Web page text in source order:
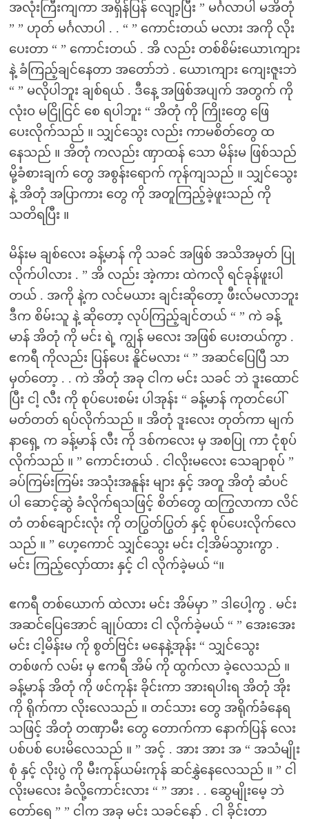
အလုံးကြီးကျကာ အရှိန်ပြန် လျော့ပြီး ” မင်္ဂလာပါ မအိတုံ
” ” ဟုတ် မင်္ဂလာပါ . . “ ” ကောင်းတယ် မလား အကို လိုး
ပေးတာ “ ” ကောင်းတယ် . အိ လည်း တစ်စိမ်းယောၤကျား
နဲ့ ခံကြည့်ချင်နေတာ အတော်ဘဲ . ယောၤကျား ကျေးဇူးဘဲ
“ ” မလိုပါဘူး ချစ်ရယ် . ဒီနေ့ အဖြစ်အပျက် အတွက် ကို
လုံးဝ မငြိုငြင် စေ ရပါဘူး “ အိတုံ ကို ကြိုးတွေ ဖြေ
ပေးလိုက်သည် ။ သျှင်သွေး လည်း ကာမစိတ်တွေ ထ
နေသည် ။ အိတုံ ကလည်း ဏှာထန် သော မိန်းမ ဖြစ်သည်
မို့ခံစားချက် တွေ အစွန်းရောက် ကုန်ကျသည် ။ သျှင်သွေး
နဲ့ အိတုံ အပြာကား တွေ ကို အတူကြည့်ခဲ့ဖူးသည် ကို
သတိရပြီး ။
မိန်းမ ချစ်လေး ခန့်မာန် ကို သခင် အဖြစ် အသိအမှတ် ပြု
လိုက်ပါလား . ” အိ လည်း အဲ့ကား ထဲကလို ရင်ခုန်ဖူးပါ
တယ် . အကို နဲ့က လင်မယား ချင်းဆိုတော့ ဖီးလ်မလာဘူး
ဒီက စိမ်းသူ နဲ့ ဆိုတော့ လုပ်ကြည့်ချင်တယ် “ ” ကဲ ခန့်
မာန် အိတုံ ကို မင်း ရဲ့ ကျွန် မလေး အဖြစ် ပေးတယ်ကွာ .
ဧကရီ ကိုလည်း ပြန်ပေး နိူင်မလား “ ” အဆင်ပြေပြီ သာ
မှတ်တော့ . . ကဲ အိတုံ အခု ငါက မင်း သခင် ဘဲ ဒူးထောင်
ပြီး ငါ့ လီး ကို စုပ်ပေးစမ်း ပါအုန်း “ ခန့်မာန် ကုတင်ပေါ်
မတ်တတ် ရပ်လိုက်သည် ။ အိတုံ ဒူးလေး တုတ်ကာ မျက်
နာရှေ့ က ခန့်မာန် လီး ကို ဒစ်ကလေး မှ အစပြု ကာ ငုံစုပ်
လိုက်သည် ။ ” ကောင်းတယ် . ငါလိုးမလေး သေချာစုပ် ”
ခပ်ကြမ်းကြမ်း အသုံးအနူန်း များ နှင့် အတူ အိတုံ ဆံပင်
ပါ ဆောင့်ဆွဲ ခံလိုက်ရသဖြင့် စိတ်တွေ ထကြွလာကာ လိင်
တံ တစ်ချောင်းလုံး ကို တပြွတ်ပြွတ် နှင့် စုပ်ပေးလိုက်လေ
သည် ။ ” ဟေ့ကောင် သျှင်သွေး မင်း ငါ့အိမ်သွားကွာ .
မင်း ကြည့်လှော်ထား နှင့် ငါ လိုက်ခဲ့မယ် “။
ဧကရီ တစ်ယောက် ထဲလား မင်း အိမ်မှာ ” ဒါပေါ့ကွ . မင်း
အဆင်ပြေအောင် ချုပ်ထား ငါ လိုက်ခဲ့မယ် “ ” အေးအေး
မင်း ငါ့မိန်းမ ကို စွတ်ဗြင်း မနေနဲ့အုန်း “ သျှင်သွေး
တစ်ဖက် လမ်း မှ ဧကရီ အိမ် ကို ထွက်လာ ခဲ့လေသည် ။
ခန့်မာန် အိတုံ ကို ဖင်ကုန်း ခိုင်းကာ အားရပါးရ အိတုံ အိုး
ကို ရိုက်ကာ လိုးလေသည် ။ တင်သား တွေ အရိုက်ခံနေရ
သဖြင့် အိတုံ တဏှာမီး တွေ တောက်ကာ နောက်ပြန် လေး
ပစ်ပစ် ပေးမိလေသည် ။ ” အင့် . အား အား အ “ အသံမျိုး
စုံ နှင့် လိုးပွဲ ကို မီးကုန်ယမ်းကုန် ဆင်နွှဲနေလေသည် ။ ” ငါ
လိုးမလေး ခံလို့ကောင်းလား “ ” အား . . ဆွေမျိုးမေ့ ဘဲ
တော်ရေ ” ” ငါက အခု မင်း သခင်နော် . ငါ ခိုင်းတာ